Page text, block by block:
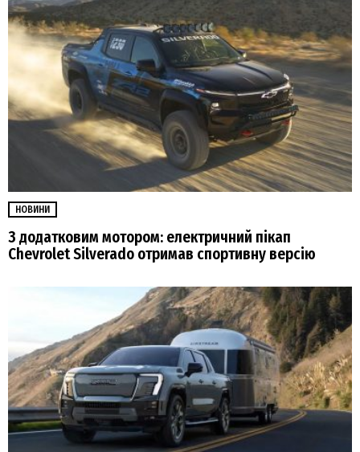
НОВИНИ
З додатковим мотором: електричний пікап
Chevrolet Silverado отримав спортивну версію